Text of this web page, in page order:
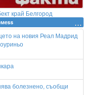
край Белгород
на новия Реал Мадрид
болезнено, съобщи